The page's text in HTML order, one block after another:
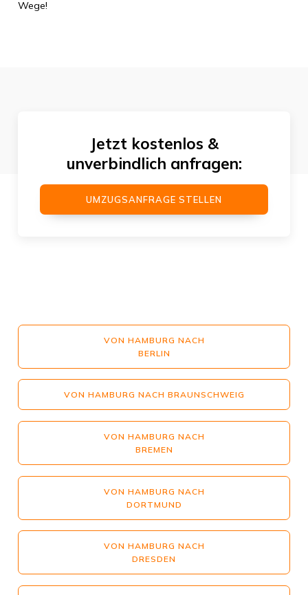
Wege!
Jetzt kostenlos &
unverbindlich anfragen:
UMZUGSANFRAGE STELLEN
VON HAMBURG NACH
BERLIN
VON HAMBURG NACH BRAUNSCHWEIG
VON HAMBURG NACH
BREMEN
VON HAMBURG NACH
DORTMUND
VON HAMBURG NACH
DRESDEN